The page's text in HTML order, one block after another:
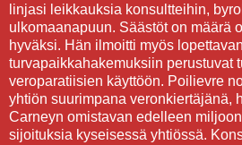
linjasi leikkauksia konsultteihin,
ulkomaanapuun. Säästöt on määrä
hyväksi. Hän ilmoitti myös
turvapaikkahakemuksiin perustuvat
veroparatiisien käyttöön. Poilievre
yhtiön suurimpana veronkiertäjänä,
Carneyn omistavan edelleen
sijoituksia kyseisessä yhtiössä.